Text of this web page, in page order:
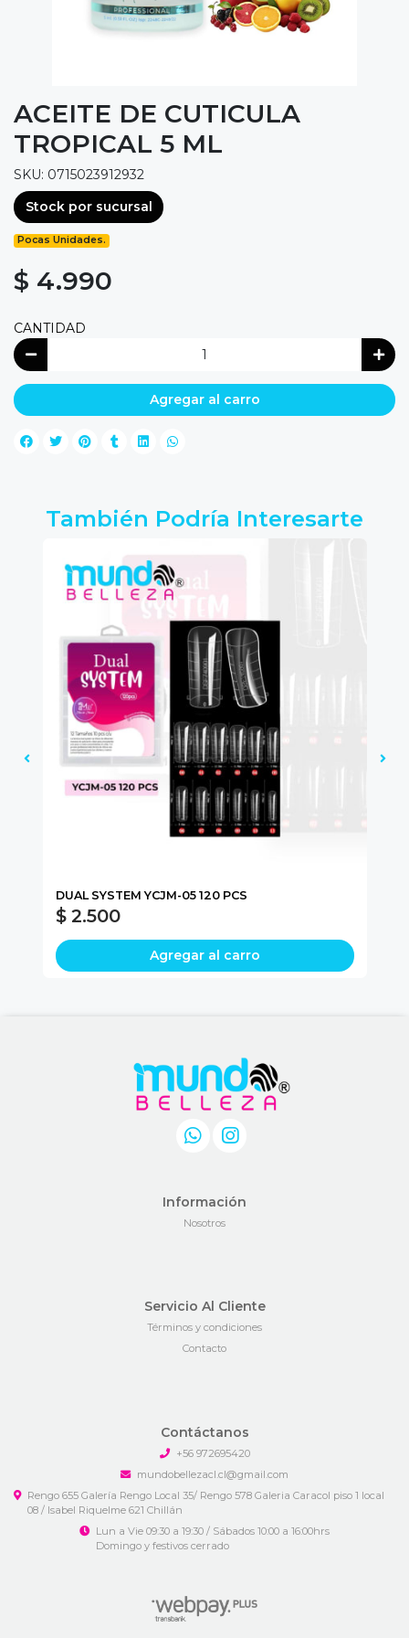
ACEITE DE CUTICULA
TROPICAL 5 ML
SKU: 0715023912932
Stock por sucursal
Pocas Unidades.
$ 4.990
CANTIDAD
Agregar al carro
También Podría Interesarte
DUAL SYSTEM YCJM-05 120 PCS
$ 2.500
Agregar al carro
Información
Nosotros
Servicio Al Cliente
Términos y condiciones
Contacto
Contáctanos
+56 972695420
mundobellezacl.cl@gmail.com
Rengo 655 Galería Rengo Local 35/ Rengo 578 Galeria Caracol piso 1 local
08 / Isabel Riquelme 621 Chillán
Lun a Vie 09:30 a 19:30 / Sábados 10:00 a 16:00hrs
Domingo y festivos cerrado